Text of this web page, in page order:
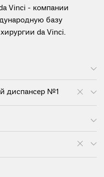
Vinci - компании
базу
da Vinci.
диспансер №1